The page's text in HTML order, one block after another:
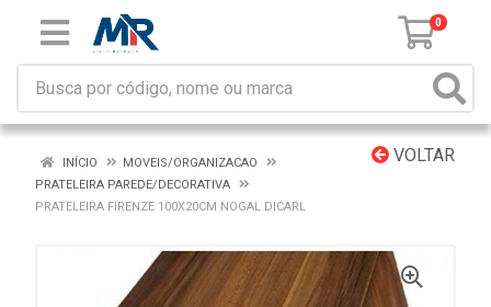
0
VOLTAR
INÍCIO
MOVEIS/ORGANIZACAO
PRATELEIRA PAREDE/DECORATIVA
PRATELEIRA FIRENZE 100X20CM NOGAL DICARL